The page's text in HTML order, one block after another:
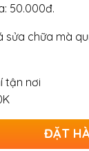
50.000đ.
sửa chữa mà
tận nơi
ĐẶT